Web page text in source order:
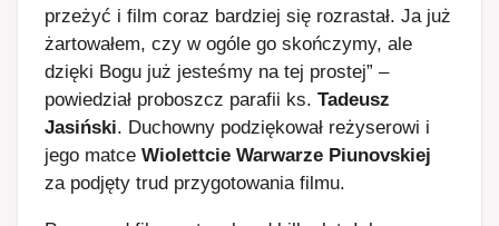
przeżyć i film coraz bardziej się rozrastał. Ja już
żartowałem, czy w ogóle go skończymy, ale
dzięki Bogu już jesteśmy na tej prostej” –
powiedział proboszcz parafii ks. Tadeusz
Jasiński. Duchowny podziękował reżyserowi i
jego matce Wiolettcie Warwarze Piunovskiej
za podjęty trud przygotowania filmu.